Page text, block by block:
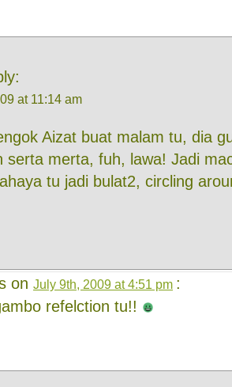
at 11:14 am
Aizat buat malam tu, dia
serta merta, fuh, lawa! Jadi
tu jadi bulat2, circling
on July 9th, 2009 at 4:51 pm :
refelction tu!!